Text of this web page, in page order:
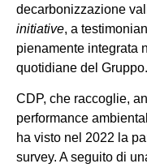
decarbonizzazione
initiative, a
pienamente integrata
quotidiane del Gruppo.
CDP, che raccoglie,
performance
ha visto nel 2022 la
survey. A seguito di